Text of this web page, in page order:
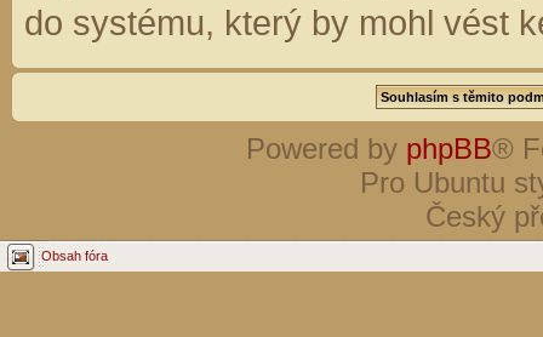
do systému, který by mohl vést
Powered by phpBB®
Pro Ubuntu
Český
Obsah fóra